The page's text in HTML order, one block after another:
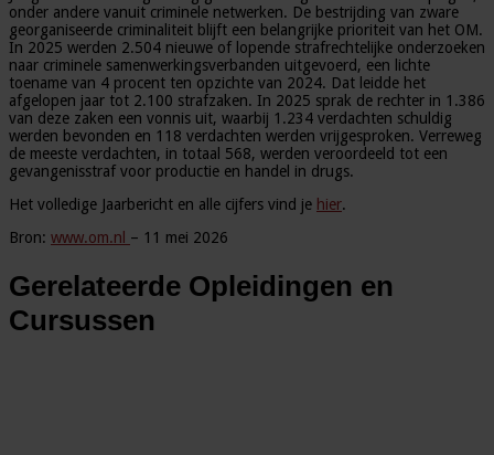
onder andere vanuit criminele netwerken. De bestrijding van zware
georganiseerde criminaliteit blijft een belangrijke prioriteit van het OM.
In 2025 werden 2.504 nieuwe of lopende strafrechtelijke onderzoeken
naar criminele samenwerkingsverbanden uitgevoerd, een lichte
toename van 4 procent ten opzichte van 2024. Dat leidde het
afgelopen jaar tot 2.100 strafzaken. In 2025 sprak de rechter in 1.386
van deze zaken een vonnis uit, waarbij 1.234 verdachten schuldig
werden bevonden en 118 verdachten werden vrijgesproken. Verreweg
de meeste verdachten, in totaal 568, werden veroordeeld tot een
gevangenisstraf voor productie en handel in drugs.
Het volledige Jaarbericht en alle cijfers vind je hier.
Bron: www.om.nl – 11 mei 2026
Gerelateerde Opleidingen en
Cursussen